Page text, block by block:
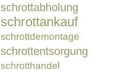
schrottabholung
schrottankauf
schrottdemontage
schrottentsorgung
schrotthandel